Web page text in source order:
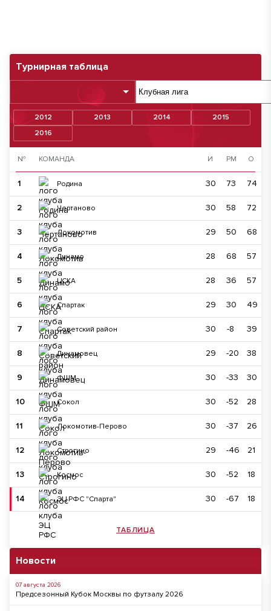
Турнирная таблица
2012 2013 2014
2015
2016
№ КОМАНДА И РМ О
1 Родина 30 73 74
2 Чертаново 30 58 72
3 Локомотив 29 50 68
4 Динамо 28 68 57
5 ЦСКА 28 36 57
6 Спартак 29 30 49
7 Советский район 30 -8 39
8 Динамовец 29 -20 38
9 ФШМ 30 -33 30
10 Сокол 30 -52 28
11 Локомотив-Перово 30 -37 26
12 Строгино 29 -46 21
13 Космос 30 -52 18
14 ЭЦ РФС "Спарта" 30 -67 18
ТАБЛИЦА
Новости
07 августа 2026
Предсезонный Кубок Москвы по футзалу 2026